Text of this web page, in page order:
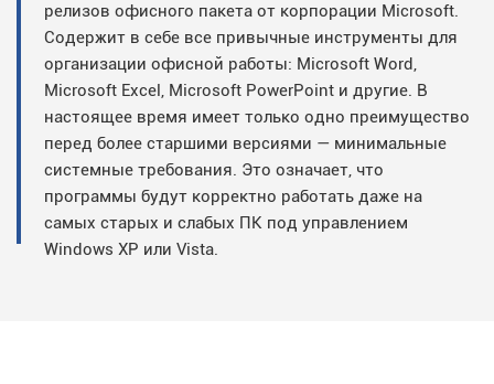
релизов офисного пакета от корпорации Microsoft.
Содержит в себе все привычные инструменты для
организации офисной работы: Microsoft Word,
Microsoft Excel, Microsoft PowerPoint и другие. В
настоящее время имеет только одно преимущество
перед более старшими версиями — минимальные
системные требования. Это означает, что
программы будут корректно работать даже на
самых старых и слабых ПК под управлением
Windows XP или Vista.